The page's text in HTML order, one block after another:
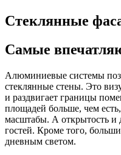
Стеклянные
Самые
Алюминиевые системы
стеклянные стены. Это
и раздвигает границы
площадей больше, чем
масштабы. А открытость и
гостей. Кроме того,
дневным светом.